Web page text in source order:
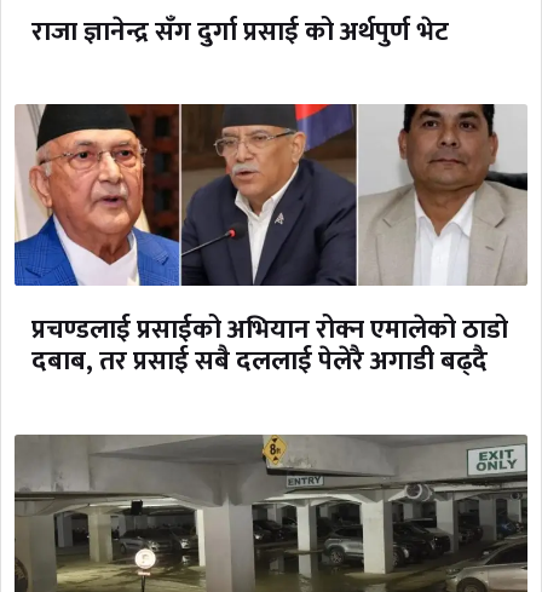
राजा ज्ञानेन्द्र सँग दुर्गा प्रसाई को अर्थपुर्ण भेट
प्रचण्डलाई प्रसाईको अभियान रोक्न एमालेको ठाडो
दबाब, तर प्रसाई सबै दललाई पेलेरै अगाडी बढ्दै